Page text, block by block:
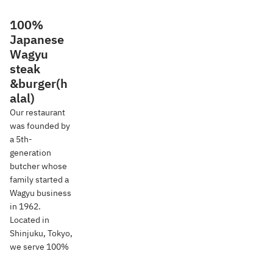
100%
Japanese
Wagyu
steak
&burger(h
alal)
Our restaurant
was founded by
a 5th-
generation
butcher whose
family started a
Wagyu business
in 1962.
Located in
Shinjuku, Tokyo,
we serve 100%